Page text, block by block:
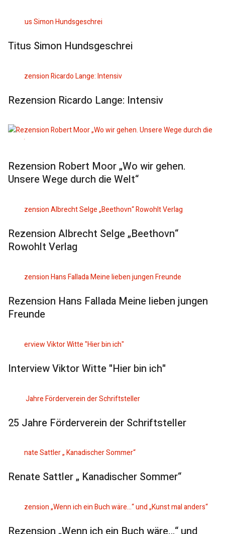
Titus Simon Hundsgeschrei
Rezension Ricardo Lange: Intensiv
Rezension Robert Moor „Wo wir gehen.
Unsere Wege durch die Welt“
Rezension Albrecht Selge „Beethovn“
Rowohlt Verlag
Rezension Hans Fallada Meine lieben jungen
Freunde
Interview Viktor Witte "Hier bin ich"
25 Jahre Förderverein der Schriftsteller
Renate Sattler „ Kanadischer Sommer“